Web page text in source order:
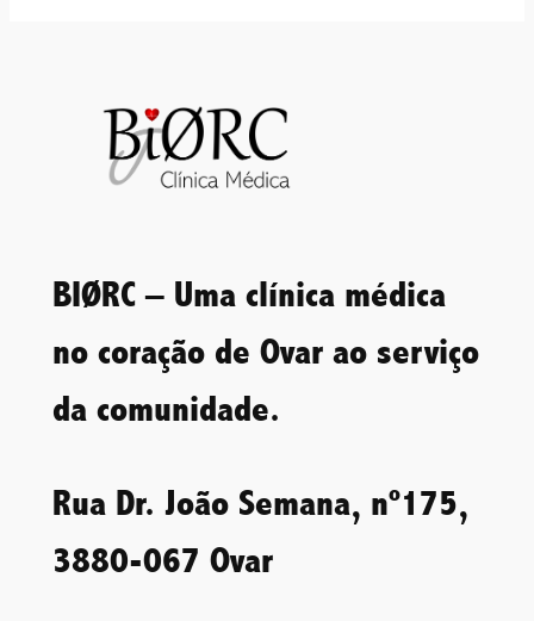
BIØRC – Uma clínica médica
no coração de Ovar ao serviço
da comunidade.
Rua Dr. João Semana, nº175,
3880-067 Ovar